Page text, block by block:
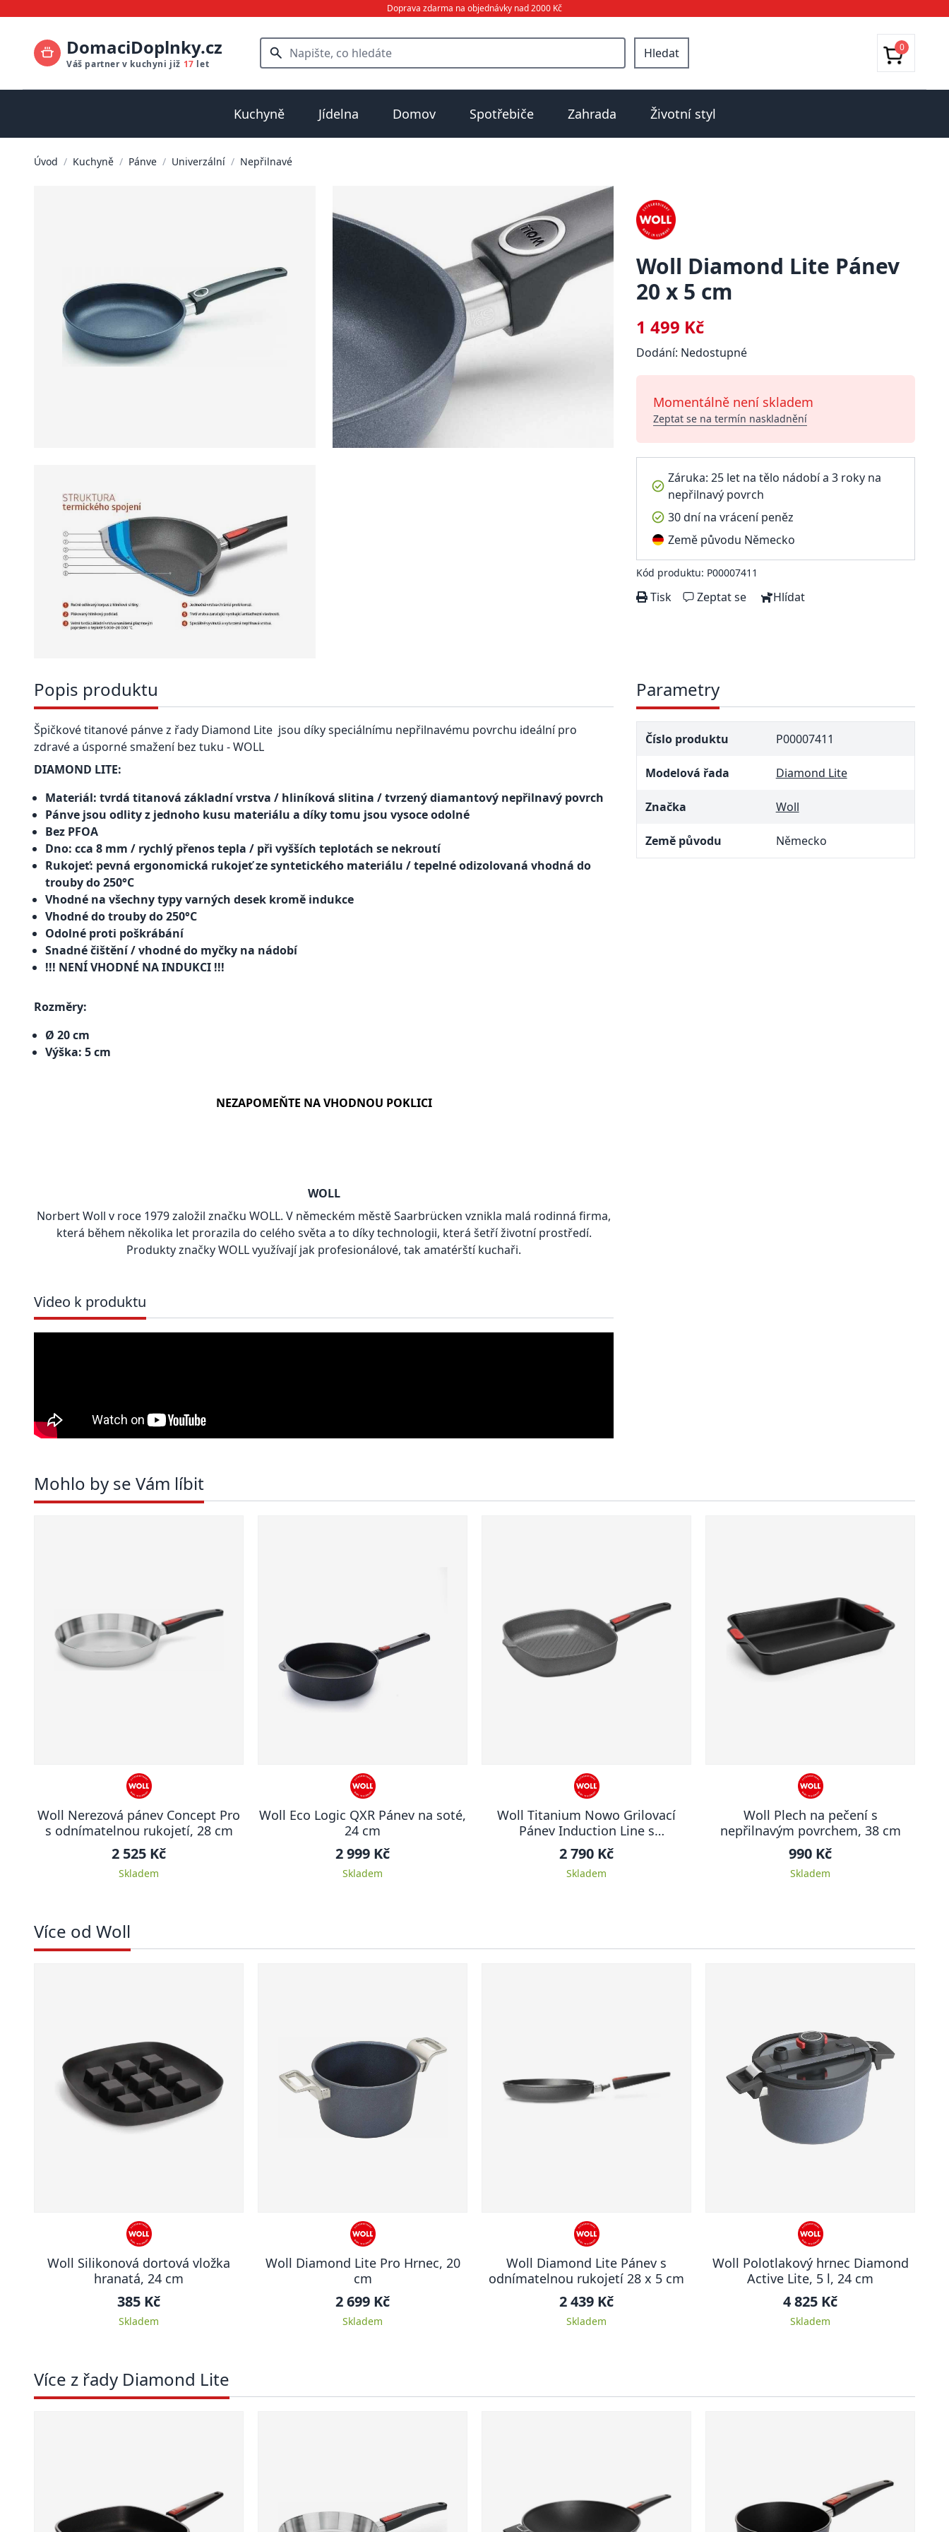
Doprava zdarma na objednávky nad 2000 Kč
DomaciDoplnky.cz
Váš partner v kuchyni již 17 let
Hledat 0
Kuchyně Jídelna Domov Spotřebiče Zahrada Životní styl
Úvod / Kuchyně / Pánve / Univerzální / Nepřilnavé
Woll Diamond Lite Pánev
20 x 5 cm
1 499 Kč
Dodání: Nedostupné
Momentálně není skladem
Zeptat se na termín naskladnění
Záruka: 25 let na tělo nádobí a 3 roky na
nepřilnavý povrch
30 dní na vrácení peněz
Země původu Německo
Kód produktu: P00007411
Tisk Zeptat se Hlídat
Popis produktu
Špičkové titanové pánve z řady Diamond Lite jsou díky speciálnímu nepřilnavému povrchu ideální pro
zdravé a úsporné smažení bez tuku - WOLL
DIAMOND LITE:
Materiál: tvrdá titanová základní vrstva / hliníková slitina / tvrzený diamantový nepřilnavý povrch
Pánve jsou odlity z jednoho kusu materiálu a díky tomu jsou vysoce odolné
Bez PFOA
Dno: cca 8 mm / rychlý přenos tepla / při vyšších teplotách se nekroutí
Rukojeť: pevná ergonomická rukojeť ze syntetického materiálu / tepelné odizolovaná vhodná do
trouby do 250°C
Vhodné na všechny typy varných desek kromě indukce
Vhodné do trouby do 250°C
Odolné proti poškrábání
Snadné čištění / vhodné do myčky na nádobí
!!! NENÍ VHODNÉ NA INDUKCI !!!
Rozměry:
Ø 20 cm
Výška: 5 cm
NEZAPOMEŇTE NA VHODNOU POKLICI
WOLL
Norbert Woll v roce 1979 založil značku WOLL. V německém městě Saarbrücken vznikla malá rodinná firma,
která během několika let prorazila do celého světa a to díky technologii, která šetří životní prostředí.
Produkty značky WOLL využívají jak profesionálové, tak amatérští kuchaři.
Video k produktu
Parametry
Číslo produktu P00007411
Modelová řada Diamond Lite
Značka Woll
Země původu Německo
Mohlo by se Vám líbit
Woll Nerezová pánev Concept Pro
s odnímatelnou rukojetí, 28 cm
2 525 Kč
Skladem
Woll Eco Logic QXR Pánev na soté,
24 cm
2 999 Kč
Skladem
Woll Titanium Nowo Grilovací
Pánev Induction Line s
odnímatelnou rukojetí 28 x 28 cm
vysoká
2 790 Kč
Skladem
Woll Plech na pečení s
nepřilnavým povrchem, 38 cm
990 Kč
Skladem
Více od Woll
Woll Silikonová dortová vložka
hranatá, 24 cm
385 Kč
Skladem
Woll Diamond Lite Pro Hrnec, 20
cm
2 699 Kč
Skladem
Woll Diamond Lite Pánev s
odnímatelnou rukojetí 28 x 5 cm
2 439 Kč
Skladem
Woll Polotlakový hrnec Diamond
Active Lite, 5 l, 24 cm
4 825 Kč
Skladem
Více z řady Diamond Lite